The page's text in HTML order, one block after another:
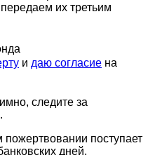
их третьим
и даю согласие на
следите за
поступает
дней.